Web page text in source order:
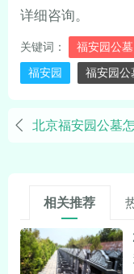
详细咨询。
关键词： 福安园公墓
福安园
福安园公
北京福安园公墓
相关推荐